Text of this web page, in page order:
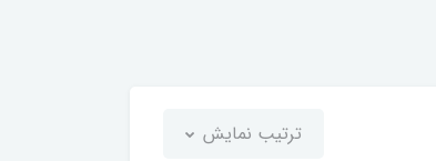
ترتیب نمایش